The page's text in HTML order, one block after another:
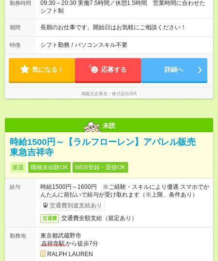
勤務時間
09:30～20:30 実働7.5時間／休憩1.5時間 営業時間に合わせた
シフト制
期間 長期のお仕事です。開始日はお気軽にご相談ください！
特徴 シフト勤務 / パソコンスキル不要
気になる！ 応募する 詳細へ
掲載元企業名 株式会社iDA
未読
時給1500円～【ラルフローレン】アパレル販売
東急吉祥寺
派遣 職種未経験OK WEB登録・面接OK
給与
時給1500円～1600円 ※ご経験・スキルにより優遇 スマホでか
んたんに前払いで給与が受け取れます（※上限、条件あり）
交通費別途支給あり
交通費 交通費全額支給（規定あり）
勤務地
東京都武蔵野市
吉祥寺駅から徒歩7分
RALPH LAUREN